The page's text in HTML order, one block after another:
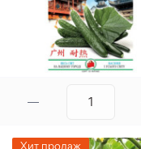
Хит продаж